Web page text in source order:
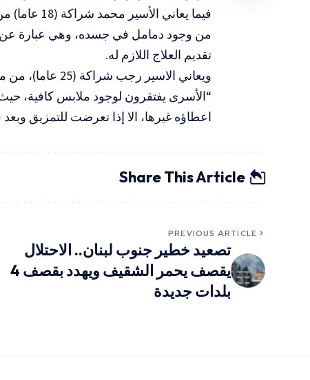
فيما
من وجود دمامل في جسده، وهي عبارة
تقديم العلاج اللازم له.
ويعاني الاسير
“الأسرى يفتقرون لوجود ملابس كافية،
اعطاؤه غيرها، الا إذا تعرضت للتمزيق وبعد
Share This Article
PREVIOUS ARTICLE
تصعيد خطير جنوب لبنان.. الاحتلال
يقصف يحمر الشقيف ويهدد بقصف 4
بلدات جديدة